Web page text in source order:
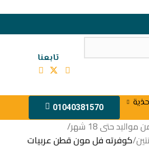
تابعنا
01040381570
حتى 18 شهر
/
/كوفرته فل مون قطن عربيات